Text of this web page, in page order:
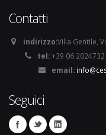
Contatti
indirizzo:Villa Gentile,
tel:+39 06 2024732
email:
Seguici